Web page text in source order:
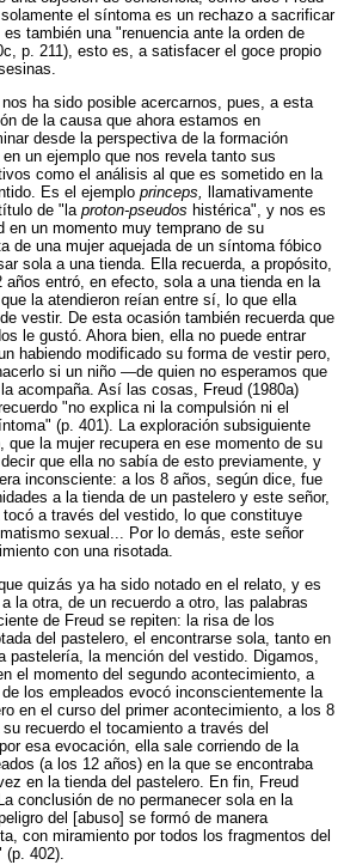
el síntoma es un rechazo a sacrificar
también una "renuencia ante la orden de
p. 211), esto es, a satisfacer el goce propio
ha sido posible acercarnos, pues, a esta
de la causa que ahora estamos en
desde la perspectiva de la formación
un ejemplo que nos revela tanto sus
como el análisis al que es sometido en la
Es el ejemplo princeps,
llamativamente
de "la proton-pseudos histérica", y nos es
en un momento muy temprano de su
de una mujer aquejada de un síntoma fóbico
sola a una tienda. Ella recuerda, a propósito,
años entró, en efecto, sola a una tienda en la
la atendieron reían entre sí, lo que ella
vestir. De esta ocasión también recuerda que
le gustó. Ahora bien, ella no puede entrar
habiendo modificado su forma de vestir pero,
si un niño —de quien no esperamos que
acompaña. Así las cosas, Freud (1980a)
"no explica ni la compulsión ni el
(p. 401). La exploración subsiguiente
que la mujer recupera en ese momento de su
que ella no sabía de esto previamente, y
inconsciente: a los 8 años, según dice, fue
a la tienda de un pastelero y este señor,
a través del vestido, lo que constituye
sexual... Por lo demás, este señor
con una risotada.
quizás ya ha sido notado en el relato, y es
la otra, de un recuerdo a otro, las palabras
de Freud se repiten: la risa de los
del pastelero, el encontrarse sola, tanto en
pastelería, la mención del vestido. Digamos,
el momento del segundo acontecimiento, a
los empleados evocó inconscientemente la
en el curso del primer acontecimiento, a los 8
recuerdo el tocamiento a través del
esa evocación, ella sale corriendo de la
(a los 12 años) en la que se encontraba
en la tienda del pastelero. En fin, Freud
conclusión de no permanecer sola en la
del [abuso] se formó de manera
con miramiento por todos los fragmentos del
(p. 402).